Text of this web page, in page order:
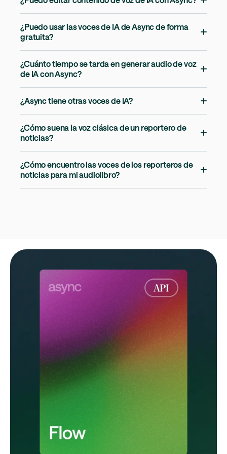
¿Puedo usar las voces de IA de Async de forma
gratuita?
¿Cuánto tiempo se tarda en generar audio de voz
de IA con Async?
¿Async tiene otras voces de IA?
¿Cómo suena la voz clásica de un reportero de
noticias?
¿Cómo encuentro las voces de los reporteros de
noticias para mi audiolibro?